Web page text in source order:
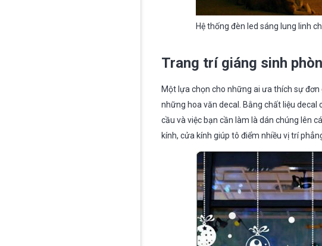
Hệ thống đèn led sáng lung linh
Trang trí giáng sinh
Một lựa chọn cho những ai ưa thích sự
những hoa văn decal. Bằng chất liệu
cầu và việc bạn cần làm là dán chúng lên
kính, cửa kính giúp tô điểm nhiều vị trí